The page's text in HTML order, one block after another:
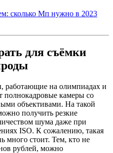
сколько Мп нужно в 2023
для съёмки
работающие на олимпиадах и
полнокадровые камеры со
объективами. На такой
получить резкие
шума даже при
ISO. К сожалению, такая
много стоит. Тем, кто не
рублей, можно